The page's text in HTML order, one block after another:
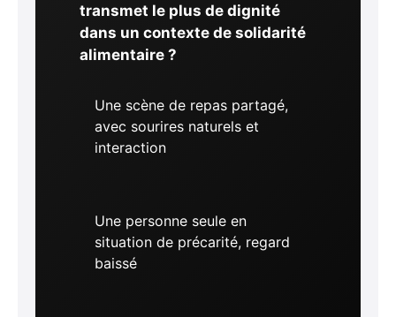
transmet le plus de dignité
dans un contexte de solidarité
alimentaire ?
Une scène de repas partagé,
avec sourires naturels et
interaction
Une personne seule en
situation de précarité, regard
baissé